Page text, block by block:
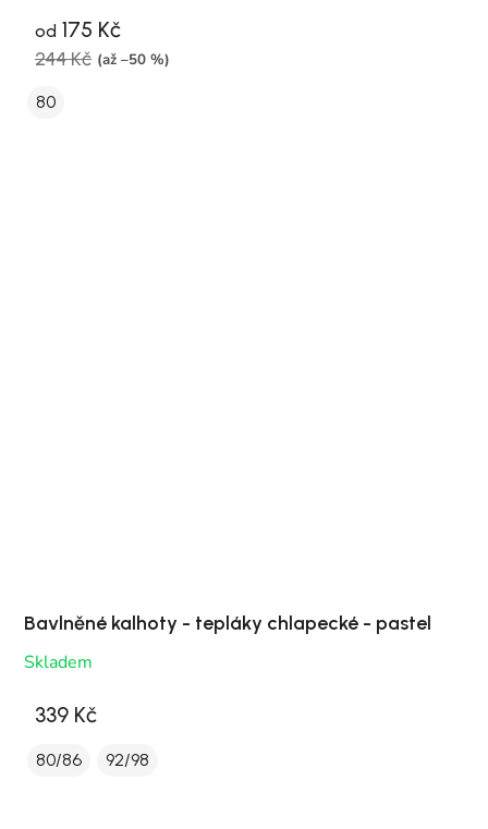
od 175 Kč
244 Kč (až –50 %)
80
Bavlněné kalhoty - tepláky chlapecké - pastel
Skladem
339 Kč
80/86 92/98